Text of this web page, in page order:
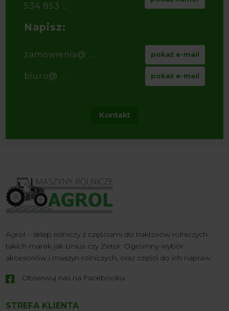
534 853 ...
Napisz:
zamowienia@ ... pokaż e-mail
biuro@ ... pokaż e-mail
Kontakt
Agrol – sklep rolniczy z częściami do traktorów rolniczych
takich marek jak Ursus czy Zetor. Ogromny wybór
akcesoriów i maszyn rolniczych, oraz części do ich napraw.
 Obserwuj nas na Facebooku
STREFA KLIENTA